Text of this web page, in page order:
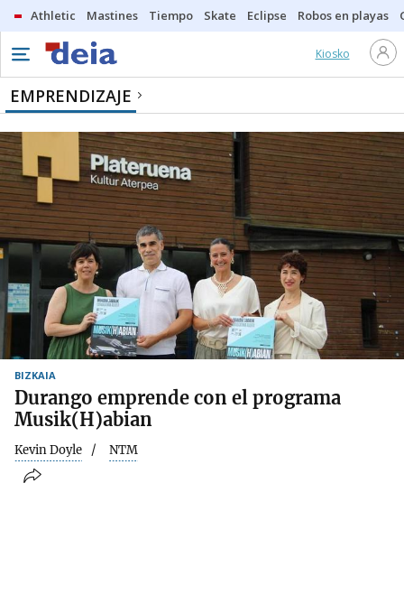
Athletic Mastines Tiempo Skate Eclipse Robos en playas
Kiosko
EMPRENDIZAJE
BIZKAIA
Durango emprende con el programa
Musik(H)abian
Kevin Doyle NTM